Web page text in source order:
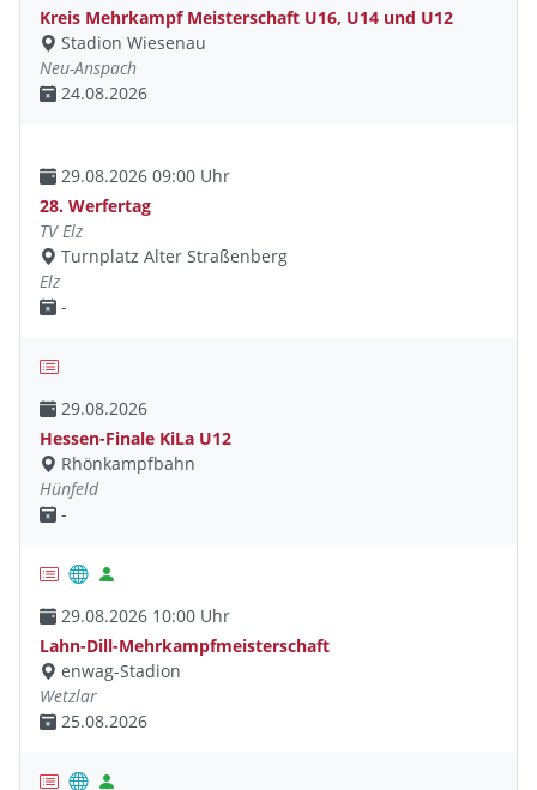
Kreis Mehrkampf Meisterschaft U16, U14 und U12
Stadion Wiesenau
Neu-Anspach
24.08.2026
29.08.2026 09:00 Uhr
28. Werfertag
TV Elz
Turnplatz Alter Straßenberg
Elz
-
29.08.2026
Hessen-Finale KiLa U12
Rhönkampfbahn
Hünfeld
-
29.08.2026 10:00 Uhr
Lahn-Dill-Mehrkampfmeisterschaft
enwag-Stadion
Wetzlar
25.08.2026